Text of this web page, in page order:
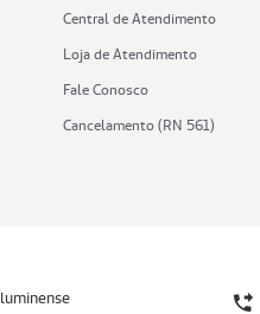
Central de Atendimento
Loja de Atendimento
Fale Conosco
Cancelamento (RN 561)